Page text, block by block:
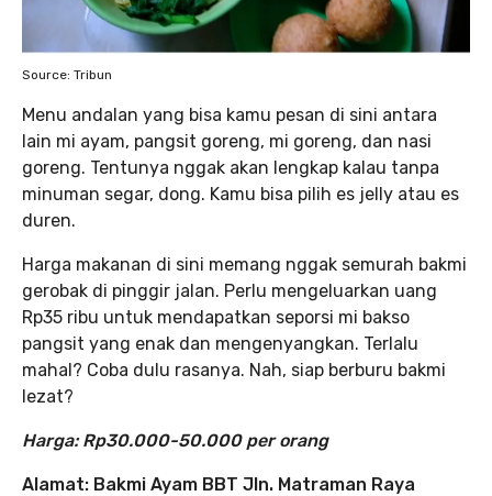
Source: Tribun
Menu andalan yang bisa kamu pesan di sini antara
lain mi ayam, pangsit goreng, mi goreng, dan nasi
goreng. Tentunya nggak akan lengkap kalau tanpa
minuman segar, dong. Kamu bisa pilih es jelly atau es
duren.
Harga makanan di sini memang nggak semurah bakmi
gerobak di pinggir jalan. Perlu mengeluarkan uang
Rp35 ribu untuk mendapatkan seporsi mi bakso
pangsit yang enak dan mengenyangkan. Terlalu
mahal? Coba dulu rasanya. Nah, siap berburu bakmi
lezat?
Harga: Rp30.000-50.000 per orang
Alamat: Bakmi Ayam BBT Jln. Matraman Raya